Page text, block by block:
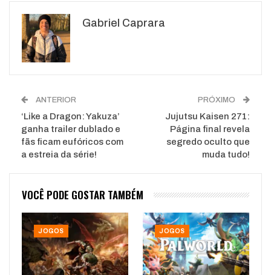
WhatsApp
Gabriel Caprara
ANTERIOR
‘Like a Dragon: Yakuza’
ganha trailer dublado e
fãs ficam eufóricos com
a estreia da série!
PRÓXIMO
Jujutsu Kaisen 271:
Página final revela
segredo oculto que
muda tudo!
VOCÊ PODE GOSTAR TAMBÉM
JOGOS JOGOS